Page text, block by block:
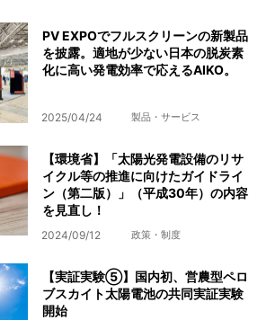
PV EXPOでフルスクリーンの新製品
を披露。適地が少ない日本の脱炭素
化に高い発電効率で応えるAIKO。
2025/04/24 製品・サービス
【環境省】「太陽光発電設備のリサ
イクル等の推進に向けたガイドライ
ン（第二版）」（平成30年）の内容
を見直し！
2024/09/12 政策・制度
【実証実験⑤】国内初、営農型ペロ
ブスカイト太陽電池の共同実証実験
開始